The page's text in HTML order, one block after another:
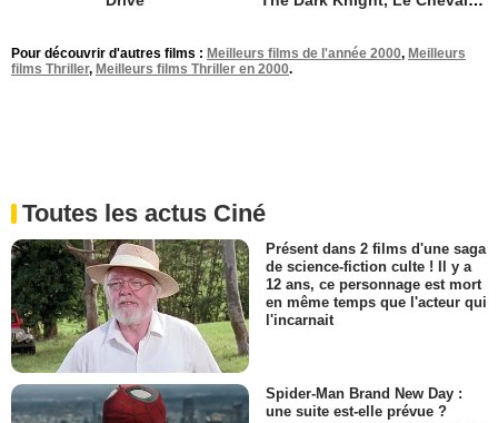
Pour découvrir d'autres films : Meilleurs films de l'année 2000, Meilleurs
films Thriller, Meilleurs films Thriller en 2000.
Toutes les actus Ciné
Présent dans 2 films d'une saga
de science-fiction culte ! Il y a
12 ans, ce personnage est mort
en même temps que l'acteur qui
l'incarnait
Spider-Man Brand New Day :
une suite est-elle prévue ?